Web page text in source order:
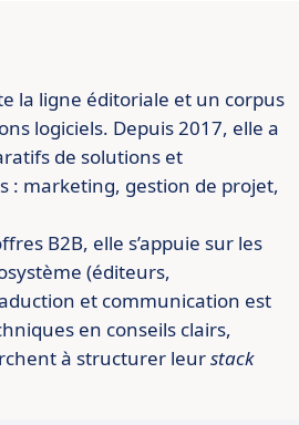
la ligne éditoriale et un corpus
logiciels. Depuis 2017, elle a
de solutions et
: marketing, gestion de projet,
B2B, elle s’appuie sur les
(éditeurs,
et communication est
en conseils clairs,
à structurer leurstack